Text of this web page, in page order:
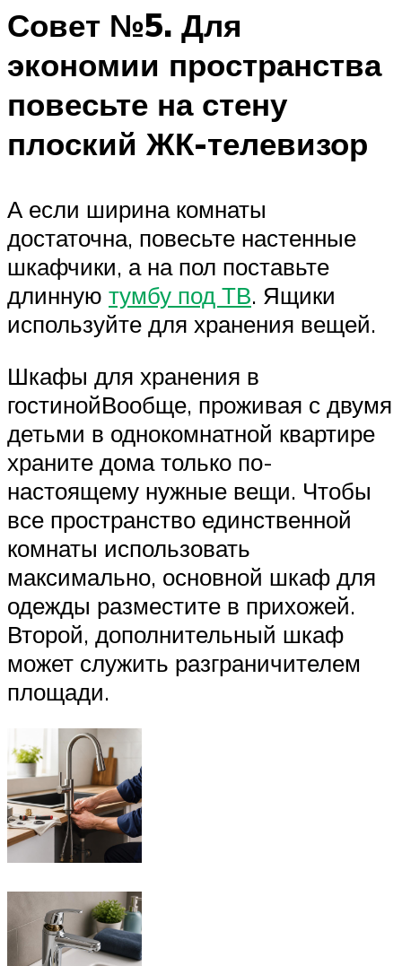
Совет №5. Для
экономии пространства
повесьте на стену
плоский ЖК-телевизор
А если ширина комнаты
достаточна, повесьте настенные
шкафчики, а на пол поставьте
длинную тумбу под ТВ. Ящики
используйте для хранения вещей.
Шкафы для хранения в
гостинойВообще, проживая с двумя
детьми в однокомнатной квартире
храните дома только по-
настоящему нужные вещи. Чтобы
все пространство единственной
комнаты использовать
максимально, основной шкаф для
одежды разместите в прихожей.
Второй, дополнительный шкаф
может служить разграничителем
площади.